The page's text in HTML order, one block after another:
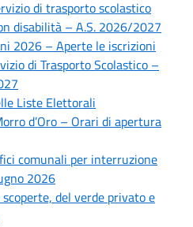
di trasporto scolastico
disabilità – A.S. 2026/2027
2026 – Aperte le iscrizioni
di Trasporto Scolastico –
Liste Elettorali
d’Oro – Orari di apertura
comunali per interruzione
2026
del verde privato e